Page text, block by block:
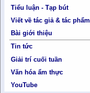
Tiểu luận - Tạp bút
Viết về tác giả & tác phẩm
Bài giới thiệu
Tin tức
Giải trí cuối tuần
Văn hóa ẩm thực
YouTube